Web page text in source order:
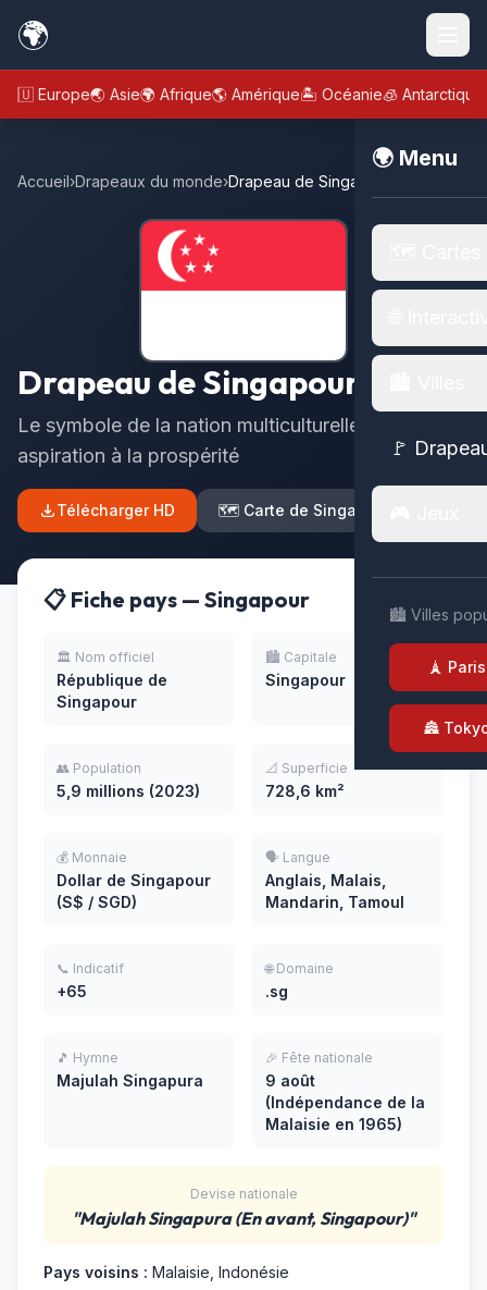
🌍
🇪🇺 Europe🌏 Asie🌍 Afrique🌎 Amérique🏝️ Océanie🧊 Antarctique
🌍 Menu
🚩
🏙️ Villes
🗼 Paris
🏯
Accueil›Drapeaux du monde›Drapeau de Singapour
Drapeau de Singapour
Le symbole de la nation multiculturelle et de son
aspiration à la prospérité
Télécharger HD 🗺️ Carte de Singapour
📋 Fiche pays — Singapour
🏛️ Nom officiel
République de
Singapour
🏙️ Capitale
Singapour
👥 Population
5,9 millions (2023)
📐 Superficie
728,6 km²
💰 Monnaie
Dollar de Singapour
(S$ / SGD)
🗣️ Langue
Anglais, Malais,
Mandarin, Tamoul
📞 Indicatif
+65
🌐 Domaine
.sg
🎵 Hymne
Majulah Singapura
🎉 Fête nationale
9 août
(Indépendance de la
Malaisie en 1965)
Devise nationale
"Majulah Singapura (En avant, Singapour)"
Pays voisins : Malaisie, Indonésie